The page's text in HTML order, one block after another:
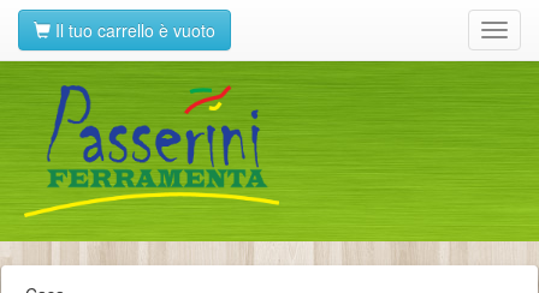
Il tuo carrello è vuoto